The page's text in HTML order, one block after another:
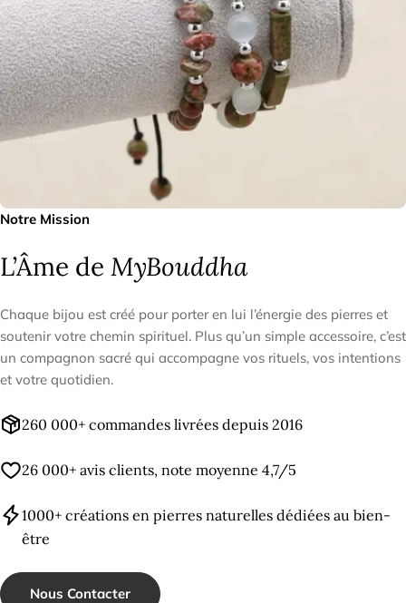
Notre Mission
L’Âme de MyBouddha
Chaque bijou est créé pour porter en lui l’énergie des pierres et
soutenir votre chemin spirituel. Plus qu’un simple accessoire, c’est
un compagnon sacré qui accompagne vos rituels, vos intentions
et votre quotidien.
260 000+ commandes livrées depuis 2016
26 000+ avis clients, note moyenne 4,7/5
1000+ créations en pierres naturelles dédiées au bien-
être
Nous Contacter